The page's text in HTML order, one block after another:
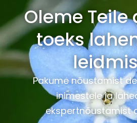
Oleme Teile
toeks
Pakume nõustamist
inimestele ja
ekspertnõustamist